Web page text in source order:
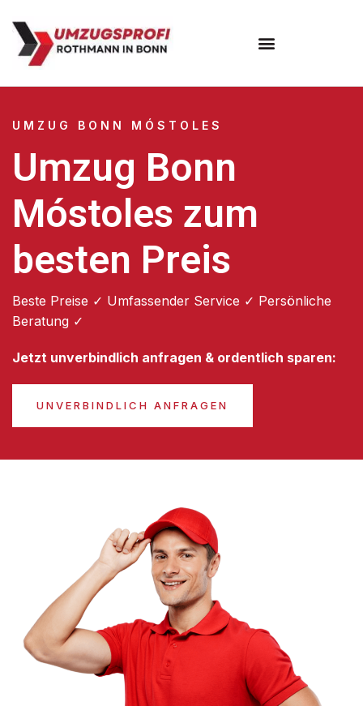
UMZUG BONN MÓSTOLES
Umzug Bonn
Móstoles zum
besten Preis
Beste Preise ✓ Umfassender Service ✓ Persönliche
Beratung ✓
Jetzt unverbindlich anfragen & ordentlich sparen:
UNVERBINDLICH ANFRAGEN